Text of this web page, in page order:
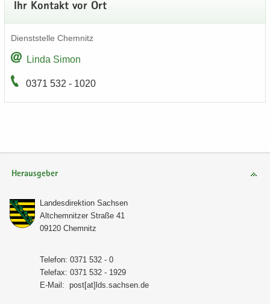
Ihr Kon­takt vor Ort
Dienst­stel­le Chem­nitz
Linda Simon
0371 532 - 1020
Herausgeber
Lan­des­di­rek­ti­on Sach­sen
Alt­chem­nit­zer Stra­ße 41
09120 Chem­nitz
Te­le­fon: 0371 532 - 0
Te­le­fax: 0371 532 - 1929
E-​Mail: post[at]lds.sach­sen.de